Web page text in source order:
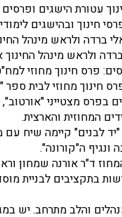
עטורת הישגים
חינוך ובהישגים
ברדה ולראש מינהל
ולראש מינהל החינוך
חינוך מחוזי
חינוך מחוזי לבית
בפרס מצטייני
לבנים" קיימה שיח
ה"קורונה".
ד"ר אורנה שמחון
בתקציבים לבניית
והלב מתרחב. יש